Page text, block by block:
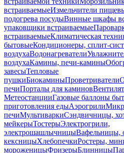
встраиваемыеИзмельчители
подогрева посудыВинные шкафы
упаковщики встраиваемые
встраиваемыеКлиматическая
бытовыеКондиционеры, сплит-
воздухаВодонагреватели
воздухаКамины, печи-камины
завесыТепловые
пушкиБиокаминыПроветриватели
печиПорталы для каминов
МетеостанцииГазовые баллоны
приготовления едыАэрогрили
печиМультиваркиСэндвичницы,
мейкерыТостерыЭлектрогрили,
электрошашлычницыВафельницы,
кексницыХлебопечкиРостеры,
мороженицыФризерыБлинницы